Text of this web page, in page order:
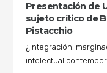
Presentación de
sujeto crítico de
Pistacchio
¿Integración,
intelectual